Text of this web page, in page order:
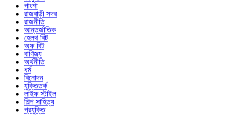
পাংশা
রাজবাড়ী সদর
রাজনীতি
আন্তর্জাতিক
হেলথ বিট
অফ বিট
বাণিজ্য
অর্থনীতি
ধর্ম
বিনোদন
যুক্তিতর্ক
লাইফ স্টাইল
শিল্প সাহিত্য
প্রযুক্তি